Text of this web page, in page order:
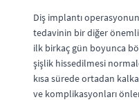
Diş implantı
tedavinin bir diğer önemli
ilk birkaç gün boyunca
şişlik hissedilmesi
kısa sürede ortadan
ve komplikasyonları